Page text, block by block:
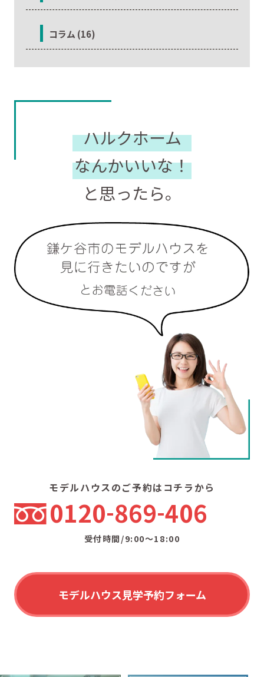
コラム (16)
ハルクホーム
なんかいいな！
と思ったら。
モデルハウスのご予約はコチラから
0120 869 406
受付時間/9:00〜18:00
モデルハウス見学予約フォーム